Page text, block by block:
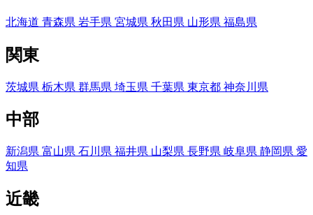
北海道 青森県 岩手県 宮城県 秋田県 山形県 福島県
関東
茨城県 栃木県 群馬県 埼玉県 千葉県 東京都 神奈川県
中部
新潟県 富山県 石川県 福井県 山梨県 長野県 岐阜県 静岡県 愛
知県
近畿